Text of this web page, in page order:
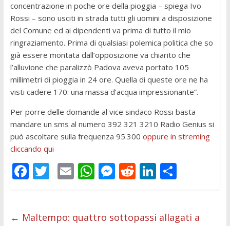
concentrazione in poche ore della pioggia – spiega Ivo
Rossi – sono usciti in strada tutti gli uomini a disposizione
del Comune ed ai dipendenti va prima di tutto il mio
ringraziamento. Prima di qualsiasi polemica politica che so
già essere montata dall’opposizione va chiarito che
l’alluvione che paralizzò Padova aveva portato 105
millimetri di pioggia in 24 ore. Quella di queste ore ne ha
visti cadere 170: una massa d’acqua impressionante”.
Per porre delle domande al vice sindaco Rossi basta
mandare un sms al numero 392 321 3210 Radio Genius si
può ascoltare sulla frequenza 95.300 oppure in streming
cliccando qui
F
b
T
er
E
l
W
s
M
e
R
di
Li
e
C
di
← Maltempo: quattro sottopassi allagati a